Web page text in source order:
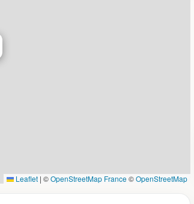
Leaflet | ©OpenStreetMap France©OpenStreetMap